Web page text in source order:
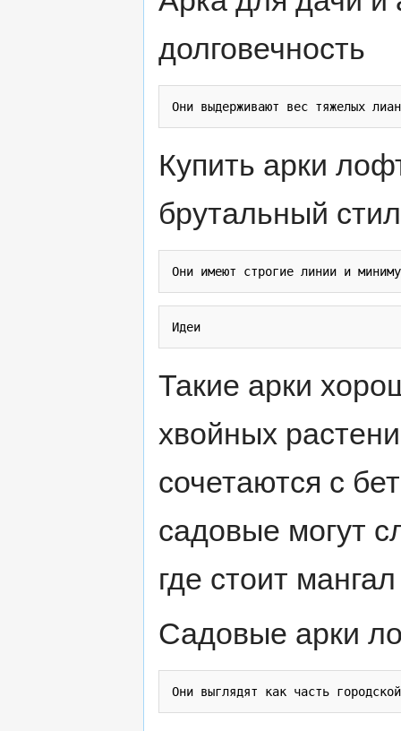
долговечность
Купить арки
брутальный
Такие арки
хвойных
сочетаются с
садовые могут
где стоит
Садовые арки